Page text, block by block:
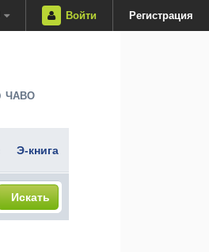
Войти Регистрация
ЧАВО
Э-книга
Искать